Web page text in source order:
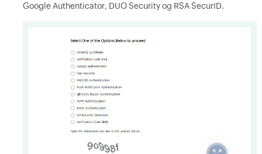
Google Authenticator, DUO Security og RSA SecurID.